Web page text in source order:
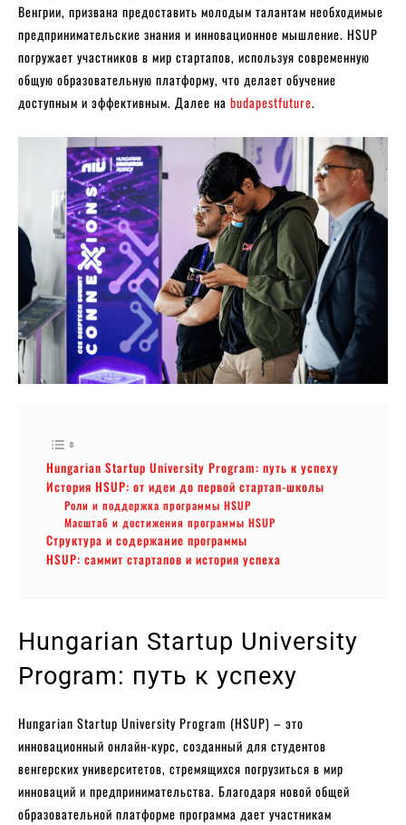
Венгрии, призвана предоставить молодым талантам необходимые
предпринимательские знания и инновационное мышление. HSUP
погружает участников в мир стартапов, используя современную
общую образовательную платформу, что делает обучение
доступным и эффективным. Далее на budapestfuture.
Hungarian Startup University Program: путь к успеху
История HSUP: от идеи до первой стартап-школы
Роли и поддержка программы HSUP
Масштаб и достижения программы HSUP
Структура и содержание программы
HSUP: саммит стартапов и история успеха
Hungarian Startup University
Program: путь к успеху
Hungarian Startup University Program (HSUP) – это
инновационный онлайн-курс, созданный для студентов
венгерских университетов, стремящихся погрузиться в мир
инноваций и предпринимательства. Благодаря новой общей
образовательной платформе программа дает участникам